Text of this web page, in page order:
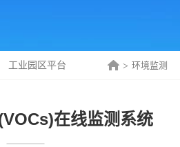
工业园区平台 生态环境局平台
> 环境监测
在线监测系统